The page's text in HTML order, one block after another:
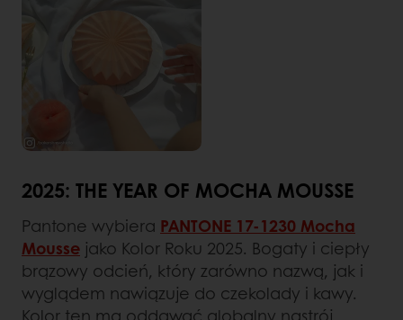
2025: THE YEAR OF MOCHA MOUSSE
Pantone wybiera PANTONE 17-1230 Mocha
Mousse jako Kolor Roku 2025. Bogaty i ciepły
brązowy odcień, który zarówno nazwą, jak i
wyglądem nawiązuje do czekolady i kawy.